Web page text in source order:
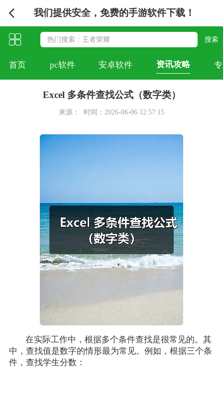
我们提供安全，免费的手游软件下载！
首页 pc软件 安卓软件 资讯攻略
Excel 多条件查找公式（数字类）
来源： 时间：2026-06-06 12:57:15
在实际工作中，根据多个条件查找是很常见的。其
中，查找值是数字的情形最为常见。例如，根据三个条
件，查找学生分数：